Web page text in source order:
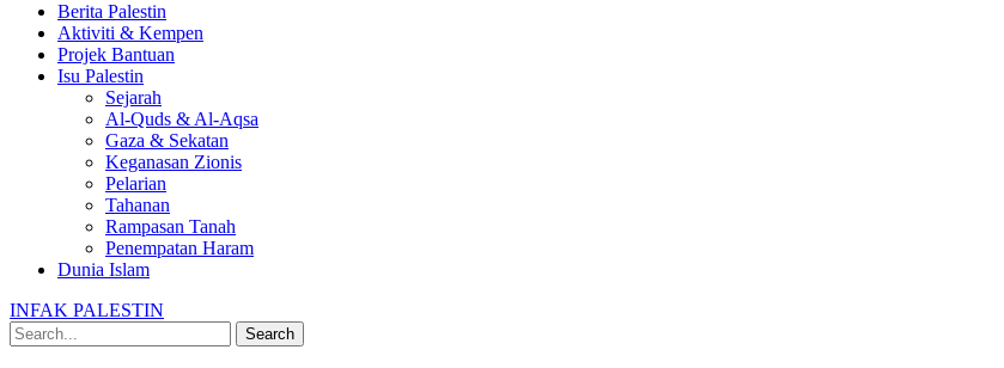
Berita Palestin
Aktiviti & Kempen
Projek Bantuan
Isu Palestin
Sejarah
Al-Quds & Al-Aqsa
Gaza & Sekatan
Keganasan Zionis
Pelarian
Tahanan
Rampasan Tanah
Penempatan Haram
Dunia Islam
INFAK PALESTIN
Search